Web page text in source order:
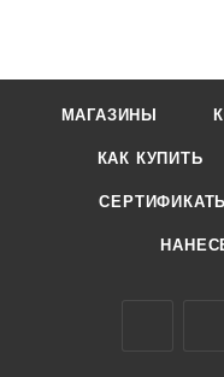
МАГАЗИНЫ
КАК КУПИТЬ
СЕРТИФИКАТЫ